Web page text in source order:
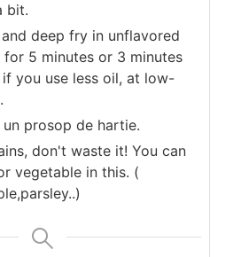
bit.
deep fry in unflavored
5 minutes or 3 minutes
you use less oil, at low-
prosop de hartie.
don't waste it! You can
vegetable in this. (